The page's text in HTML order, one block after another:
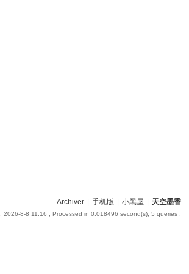
Archiver 手机版 小黑屋 天空墨香
2026-8-8 11:16 , Processed in 0.018496 second(s), 5 queries .